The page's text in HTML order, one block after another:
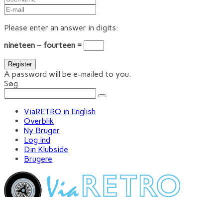
Please enter an answer in digits:
nineteen − fourteen =
A password will be e-mailed to you.
Søg
ViaRETRO in English
Overblik
Ny Bruger
Log ind
Din Klubside
Brugere